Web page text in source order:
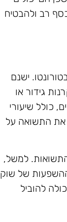
רב ולהבטיח
ישנם
גידור או
כולל שיעורי
את התשואה על
למשל,
של שוק
להוביל